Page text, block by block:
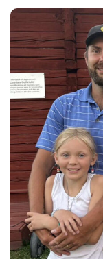
G/H Seniorer
Tävlingshistorik
Träning/PRO
Anpassa din
Lektioner av
Medlemsträning
Studio
Nyheter
Golfnyheter
Banan